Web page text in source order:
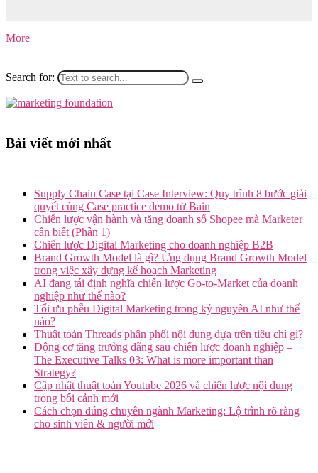
More
Search for:
Bài viết mới nhất
Supply Chain Case tại Case Interview: Quy trình 8 bước giải
quyết cùng Case practice demo từ Bain
Chiến lược vận hành và tăng doanh số Shopee mà Marketer
cần biết (Phần 1)
Chiến lược Digital Marketing cho doanh nghiệp B2B
Brand Growth Model là gì? Ứng dụng Brand Growth Model
trong việc xây dựng kế hoạch Marketing
AI đang tái định nghĩa chiến lược Go-to-Market của doanh
nghiệp như thế nào?
Tối ưu phễu Digital Marketing trong kỷ nguyên AI như thế
nào?
Thuật toán Threads phân phối nội dung dựa trên tiêu chí gì?
Động cơ tăng trưởng đằng sau chiến lược doanh nghiệp –
The Executive Talks 03: What is more important than
Strategy?
Cập nhật thuật toán Youtube 2026 và chiến lược nội dung
trong bối cảnh mới
Cách chọn đúng chuyên ngành Marketing: Lộ trình rõ ràng
cho sinh viên & người mới